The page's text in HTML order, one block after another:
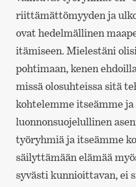
riittämättömyyden ja
ovat hedelmällinen
itämiseen. Mielestäni
pohtimaan, kenen
missä olosuhteissa sitä
kohtelemme itseämme
luonnonsuojelullinen
työryhmiä ja itseämme
säilyttämään elämää
syvästi kunnioittavan, ei